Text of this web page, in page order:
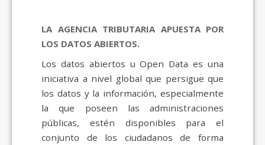
LA AGENCIA TRIBUTARIA APUESTA POR
LOS DATOS ABIERTOS.
Los datos abiertos u Open Data es una
iniciativa a nivel global que persigue que
los datos y la información, especialmente
la que poseen las administraciones
públicas, estén disponibles para el
conjunto de los ciudadanos de forma